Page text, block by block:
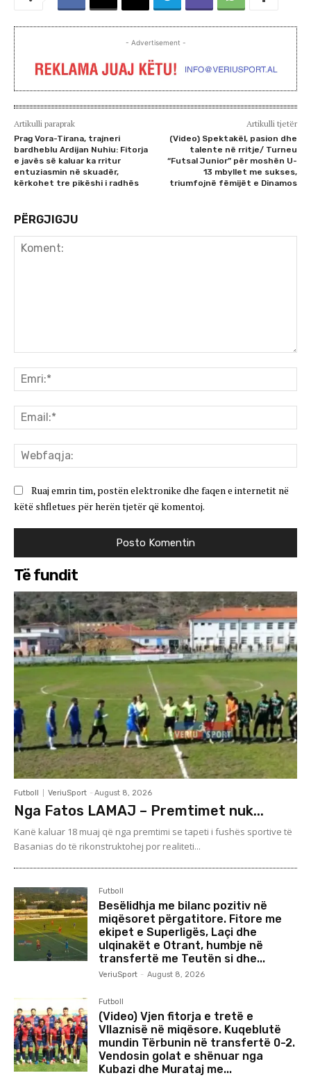
- Advertisement -
Artikulli paraprak
Prag Vora-Tirana, trajneri
bardheblu Ardijan Nuhiu: Fitorja
e javës së kaluar ka rritur
entuziasmin në skuadër,
kërkohet tre pikëshi i radhës
Artikulli tjetër
(Video) Spektakël, pasion dhe
talente në rritje/ Turneu
“Futsal Junior” për moshën U-
13 mbyllet me sukses,
triumfojnë fëmijët e Dinamos
PËRGJIGJU
Ruaj emrin tim, postën elektronike dhe faqen e internetit në
këtë shfletues për herën tjetër që komentoj.
Të fundit
Futboll VeriuSport - August 8, 2026
Nga Fatos LAMAJ – Premtimet nuk...
Kanë kaluar 18 muaj që nga premtimi se tapeti i fushës sportive të
Basanias do të rikonstruktohej por realiteti...
Futboll
Besëlidhja me bilanc pozitiv në
miqësoret përgatitore. Fitore me
ekipet e Superligës, Laçi dhe
ulqinakët e Otrant, humbje në
transfertë me Teutën si dhe...
VeriuSport - August 8, 2026
Futboll
(Video) Vjen fitorja e tretë e
Vllaznisë në miqësore. Kuqeblutë
mundin Tërbunin në transfertë 0-2.
Vendosin golat e shënuar nga
Kubazi dhe Murataj me...